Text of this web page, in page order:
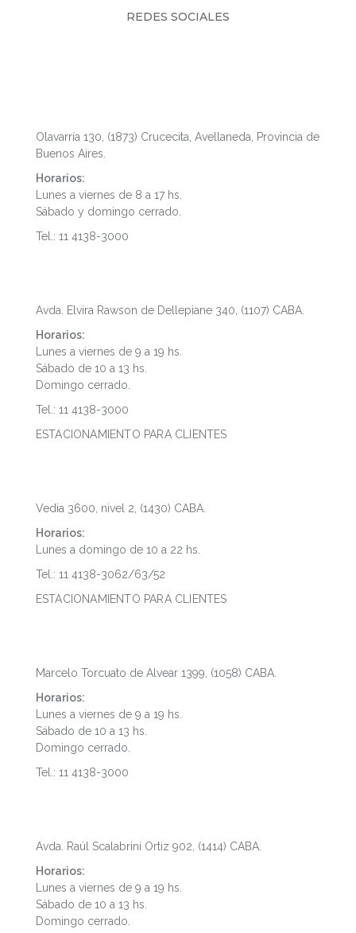
REDES SOCIALES
Olavarría 130, (1873) Crucecita, Avellaneda, Provincia de
Buenos Aires.
Horarios:
Lunes a viernes de 8 a 17 hs.
Sábado y domingo cerrado.
Tel.: 11 4138-3000
Avda. Elvira Rawson de Dellepiane 340, (1107) CABA.
Horarios:
Lunes a viernes de 9 a 19 hs.
Sábado de 10 a 13 hs.
Domingo cerrado.
Tel.: 11 4138-3000
ESTACIONAMIENTO PARA CLIENTES
Vedia 3600, nivel 2, (1430) CABA.
Horarios:
Lunes a domingo de 10 a 22 hs.
Tel.: 11 4138-3062/63/52
ESTACIONAMIENTO PARA CLIENTES
Marcelo Torcuato de Alvear 1399, (1058) CABA.
Horarios:
Lunes a viernes de 9 a 19 hs.
Sábado de 10 a 13 hs.
Domingo cerrado.
Tel.: 11 4138-3000
Avda. Raúl Scalabrini Ortiz 902, (1414) CABA.
Horarios:
Lunes a viernes de 9 a 19 hs.
Sábado de 10 a 13 hs.
Domingo cerrado.